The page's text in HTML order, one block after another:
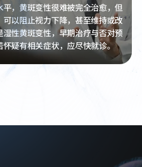
平，黄斑变性很难被完全治愈，但
可以阻止视力下降，甚至维持或改
湿性黄斑变性，早期治疗与否对预
疑有相关症状，应尽快就诊。